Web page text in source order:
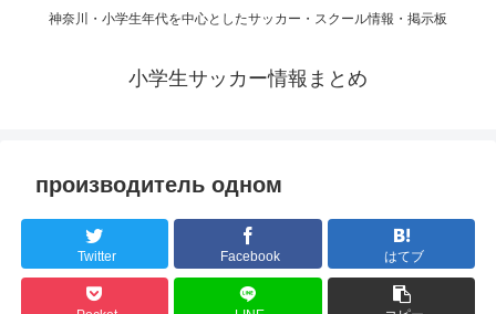
神奈川・小学生年代を中心としたサッカー・スクール情報・掲示板
小学生サッカー情報まとめ
производитель одном
Twitter Facebook はてブ